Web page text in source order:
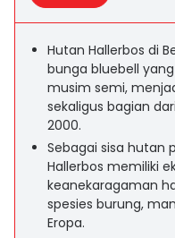
Hutan Hallerbos di
bunga bluebell
musim semi,
sekaligus bagian
2000.
Sebagai sisa hutan
Hallerbos memiliki
keanekaragaman
spesies burung,
Eropa.